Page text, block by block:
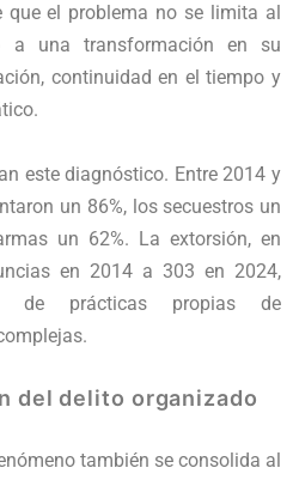
que el problema no se limita al
a una transformación en su
continuidad en el tiempo y
este diagnóstico. Entre 2014 y
un 86%, los secuestros un
un 62%. La extorsión, en
en 2014 a 303 en 2024,
de prácticas propias de
del delito organizado
también se consolida al